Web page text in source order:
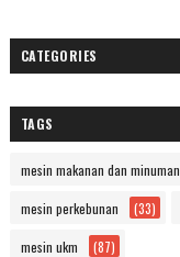
CATEGORIES
TAGS
mesin makanan dan minuman
mesin perkebunan (33)
mesin ukm (87)